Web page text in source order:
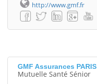
http://www.gmf.fr
GMF Assurances PARIS
Mutuelle Santé Sénior